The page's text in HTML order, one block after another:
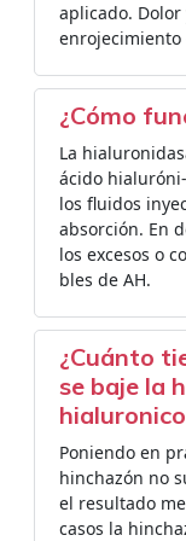
aplicado.
enrojecimiento
¿Cómo
La
ácido
los fluidos
absorción. En
los excesos o
bles de AH.
¿Cuánto
se baje la
Poniendo en
hinchazón no
el resultado
casos la